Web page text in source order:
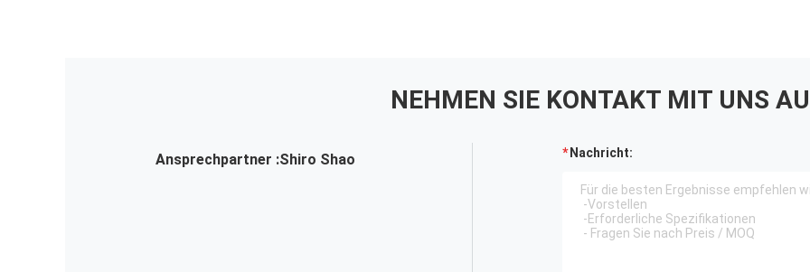
NEHMEN SIE KONTAKT MIT UNS
Ansprechpartner :Shiro Shao Nachricht: